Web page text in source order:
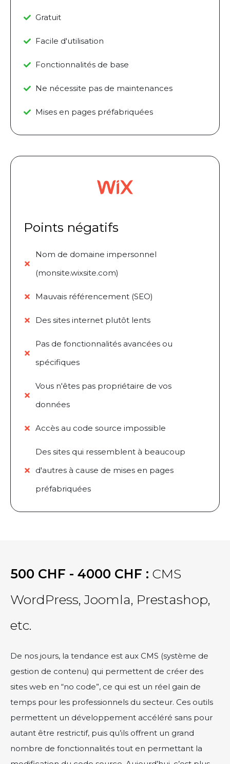
Gratuit
Facile d'utilisation
Fonctionnalités de base
Ne nécessite pas de maintenances
Mises en pages préfabriquées
Points négatifs
Nom de domaine impersonnel
(monsite.wixsite.com)
Mauvais référencement (SEO)
Des sites internet plutôt lents
Pas de fonctionnalités avancées ou
spécifiques
Vous n'êtes pas propriétaire de vos
données
Accès au code source impossible
Des sites qui ressemblent à beaucoup
d'autres à cause de mises en pages
préfabriquées
500 CHF - 4000 CHF : CMS
WordPress, Joomla, Prestashop,
etc.
De nos jours, la tendance est aux CMS (système de
gestion de contenu) qui permettent de créer des
sites web en “no code”, ce qui est un réel gain de
temps pour les professionnels du secteur. Ces outils
permettent un développement accéléré sans pour
autant être restrictif, puis qu’ils offrent un grand
nombre de fonctionnalités tout en permettant la